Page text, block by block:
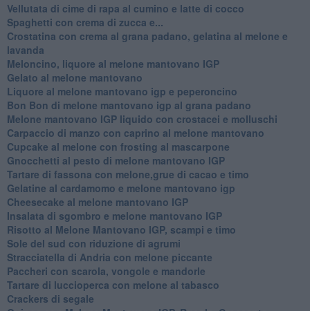
Vellutata di cime di rapa al cumino e latte di cocco
Spaghetti con crema di zucca e...
Crostatina con crema al grana padano, gelatina al melone e
lavanda
Meloncino, liquore al melone mantovano IGP
Gelato al melone mantovano
Liquore al melone mantovano igp e peperoncino
Bon Bon di melone mantovano igp al grana padano
Melone mantovano IGP liquido con crostacei e molluschi
Carpaccio di manzo con caprino al melone mantovano
Cupcake al melone con frosting al mascarpone
Gnocchetti al pesto di melone mantovano IGP
Tartare di fassona con melone,grue di cacao e timo
Gelatine al cardamomo e melone mantovano igp
Cheesecake al melone mantovano IGP
Insalata di sgombro e melone mantovano IGP
Risotto al Melone Mantovano IGP, scampi e timo
Sole del sud con riduzione di agrumi
Stracciatella di Andria con melone piccante
Paccheri con scarola, vongole e mandorle
Tartare di luccioperca con melone al tabasco
Crackers di segale